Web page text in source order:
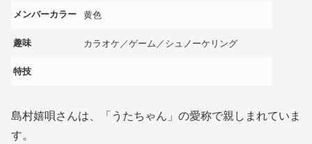
メンバーカラー 黄色
趣味 カラオケ／ゲーム／シュノーケリング
特技
島村嬉唄さんは、「うたちゃん」の愛称で親しまれていま
す。